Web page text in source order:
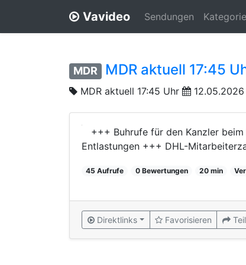
Vavideo Sendungen
MDR MDR aktuell 17:45
MDR aktuell 17:45 Uhr 12.05.2026
+++ Buhrufe für den Kanzler
Entlastungen +++ DHL-
45 Aufrufe 0 Bewertungen 20 min
Direktlinks Favorisieren